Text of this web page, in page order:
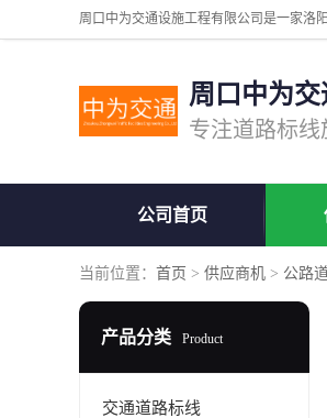
周口中为
公司首页
当前位置： 首页 > 供应商机 > 公路
产品分类 Product
交通道路标线